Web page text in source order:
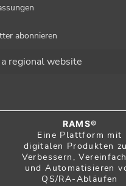
abonnieren
RAMS®
Eine Plattform mit
digitalen Produkten
Verbessern,
und Automatisieren
QS/RA-Abläufen